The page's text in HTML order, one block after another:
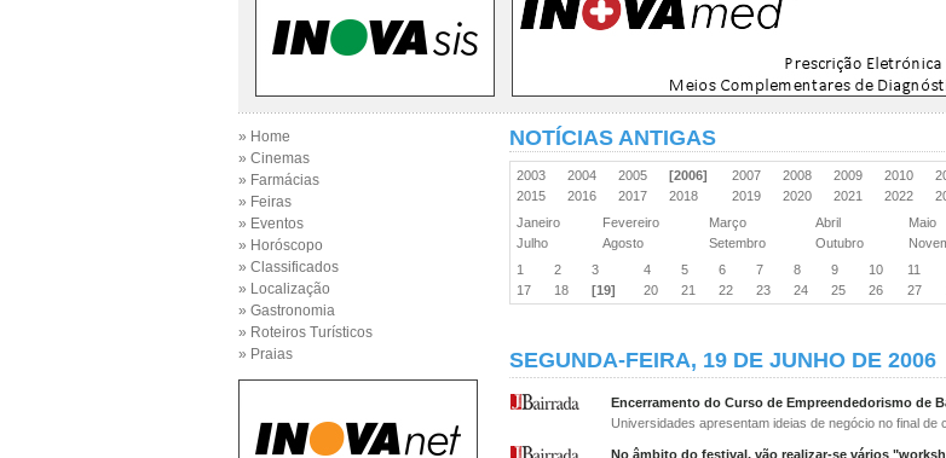
» Home
» Cinemas
» Farmácias
» Feiras
» Eventos
» Horóscopo
» Classificados
» Localização
» Gastronomia
» Roteiros Turísticos
» Praias
NOTÍCIAS ANTIGAS
2003 2004 2005 [2006] 2007 2008 2009 2010
2015
2016 2017 2018 2019 2020 2021 2022
Janeiro
Fevereiro Março Abril Maio
Julho
Agosto Setembro Outubro
1
2 3 4 5 6 7 8 9 10 11
17
18 [19] 20 21 22 23 24 25 26 27
SEGUNDA-FEIRA, 19 DE JUNHO DE 2006
Encerramento do Curso de Empreendedorismo de
Universidades apresentam ideias de negócio no final de
No âmbito do festival, vão realizar-se vários